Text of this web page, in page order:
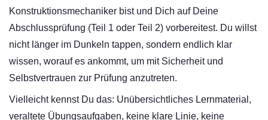
Konstruktionsmechaniker bist und Dich auf Deine
Abschlussprüfung (Teil 1 oder Teil 2) vorbereitest. Du willst
nicht länger im Dunkeln tappen, sondern endlich klar
wissen, worauf es ankommt, um mit Sicherheit und
Selbstvertrauen zur Prüfung anzutreten.
Vielleicht kennst Du das: Unübersichtliches Lernmaterial,
veraltete Übungsaufgaben, keine klare Linie, keine